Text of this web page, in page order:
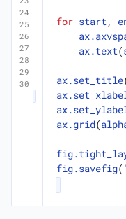
for start,
ax.
ax.text(
ax.set_title
ax.
ax.
ax.grid(
fig.
fig.savefig(